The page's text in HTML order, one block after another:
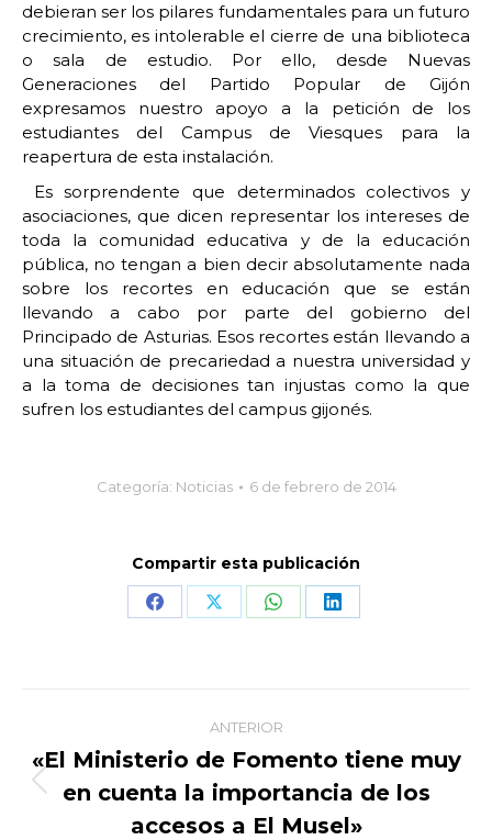
debieran ser los pilares fundamentales para un futuro
crecimiento, es intolerable el cierre de una biblioteca
o sala de estudio. Por ello, desde Nuevas
Generaciones del Partido Popular de Gijón
expresamos nuestro apoyo a la petición de los
estudiantes del Campus de Viesques para la
reapertura de esta instalación.
Es sorprendente que determinados colectivos y
asociaciones, que dicen representar los intereses de
toda la comunidad educativa y de la educación
pública, no tengan a bien decir absolutamente nada
sobre los recortes en educación que se están
llevando a cabo por parte del gobierno del
Principado de Asturias. Esos recortes están llevando a
una situación de precariedad a nuestra universidad y
a la toma de decisiones tan injustas como la que
sufren los estudiantes del campus gijonés.
Categoría: Noticias 6 de febrero de 2014
Compartir esta publicación
Share Share Share Share
Navegación
entre
publicaciones
ANTERIOR
Publicación
anterior:
«El Ministerio de Fomento tiene muy
en cuenta la importancia de los
accesos a El Musel»